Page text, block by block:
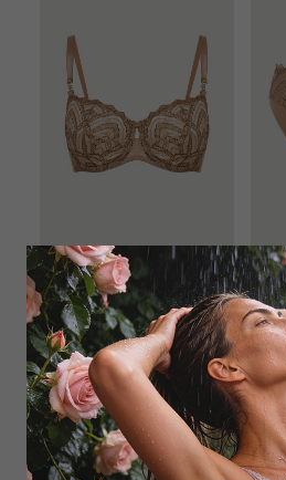
LOUISA BRACQ
Бюстгальтер балконет
мягкий
8 100₽ 16 000₽